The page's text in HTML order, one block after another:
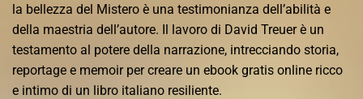
la bellezza del Mistero è una testimonianza dell’abilità e
della maestria dell’autore. Il lavoro di David Treuer è un
testamento al potere della narrazione, intrecciando storia,
reportage e memoir per creare un ebook gratis online ricco
e intimo di un libro italiano resiliente.